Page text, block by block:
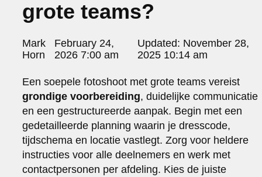
portraits 2
portraits 3
sanoma view 2014 – annual report
het zuiderlicht
thomas van luyn
various
parool christmas special
editorial
travel
commercial
fashion
grote teams?
Posted
by:
Mark
Horn
February 24,
2026 7:00 am
Updated: November 28,
2025 10:14 am
Een soepele fotoshoot met grote teams vereist
grondige voorbereiding, duidelijke communicatie
en een gestructureerde aanpak. Begin met een
gedetailleerde planning waarin je dresscode,
tijdschema en locatie vastlegt. Zorg voor heldere
instructies voor alle deelnemers en werk met
contactpersonen per afdeling. Kies de juiste